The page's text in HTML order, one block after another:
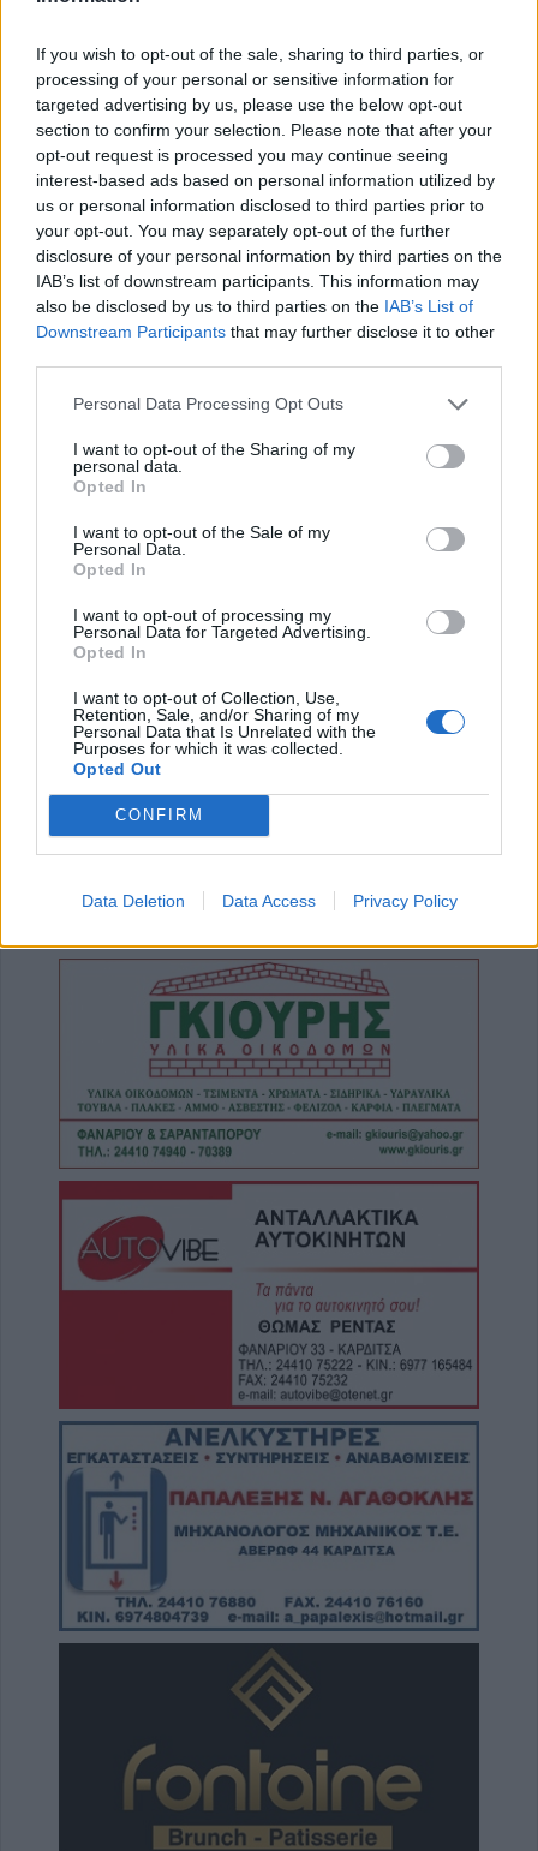
If you wish to opt-out of the sale, sharing to third parties, or
processing of your personal or sensitive information for
targeted advertising by us, please use the below opt-out
section to confirm your selection. Please note that after your
opt-out request is processed you may continue seeing
interest-based ads based on personal information utilized by
us or personal information disclosed to third parties prior to
your opt-out. You may separately opt-out of the further
disclosure of your personal information by third parties on the
IAB’s list of downstream participants. This information may
also be disclosed by us to third parties on the IAB’s List of
Downstream Participants that may further disclose it to other
Personal Data Processing Opt Outs
I want to opt-out of the Sharing of my
personal data.
Opted In
I want to opt-out of the Sale of my
Personal Data.
Opted In
I want to opt-out of processing my
Personal Data for Targeted Advertising.
Opted In
I want to opt-out of Collection, Use,
Retention, Sale, and/or Sharing of my
Personal Data that Is Unrelated with the
Purposes for which it was collected.
Opted Out
CONFIRM
Data Deletion Data Access Privacy Policy
ΤΕΛΕΥΤΑΙΑ ΝΕΑ
ΥΠΑΑΤ: Πρόσθετοι πόροι 12,5 εκατ. ευρώ
για την προστασία της κτηνοτροφίας
7 Αυγούστου 2026, 16:06
φοιτητική στέγη στο Πανεπιστήμιο
Θεσσαλίας
Υπεγράφη η σύμβαση του έργου για την
αποκατάσταση ζημιών στο οδικό δίκτυο των
Τ.Κ. Βραγκιανών, Στεφανιάδας, Καρυάς,
Ελληνικών και Δροσάτου
Ιερά Μητρόπολη: Πρόγραμμα Μητροπολίτη
κ. Τιμόθεου το διήμερο 8 & 9 Αυγούστου
7 Αυγούστου 2026, 15:07
Άνοιξε η πρόσκληση από την Περιφέρεια
Θεσσαλίας προς το Δήμο Παλαμά για
πρόδρομα έργα πριν την μετεγκατάσταση
Στο ΠΠΑ Θεσσαλίας η προμήθεια και
τοποθέτηση νέας κερκίδας στο γήπεδο
Μασχολουρίου
7 Αυγούστου 2026, 14:46
Απορρίφθηκαν από τον εισαγγελέα του
Αρείου Πάγου οι αιτήσεις για την ανάσυρση
από το αρχείο της υπόθεσης των
τηλεφωνικών υποκλοπών
Επιχορηγήσεις 15.000 ευρώ από το Υπ.
Πολιτισμού για δύο πολιτιστικά φεστιβάλ
που πραγματοποιούνται στο ν. Καρδίτσας
Συνεδριάζει την Τρίτη 11 Αυγούστου το
Δημοτικό Συμβούλιο Λίμνης Πλαστήρα
Την Κυριακή 9 Αυγούστου το 40ήμερο
μνημόσυνο του Βάιου Κουκουνή
7 Αυγούστου 2026, 13:59
Το Σάββατο 8 Αυγούστου η κηδεία της Βάιας
Χασομέρη
7 Αυγούστου 2026, 13:14
Στο 3,4% ο πληθωρισμός τον Ιούλιο του
2026 σύμφωνα με την ΕΛΣΤΑΤ
Μαγνησία: Χωρίς τις αισθήσεις της
ανασύρθηκε 70χρονη στην Άφησσο
7 Αυγούστου 2026, 13:00
Συνελήφθη 31χρονος στη Γερμανία που